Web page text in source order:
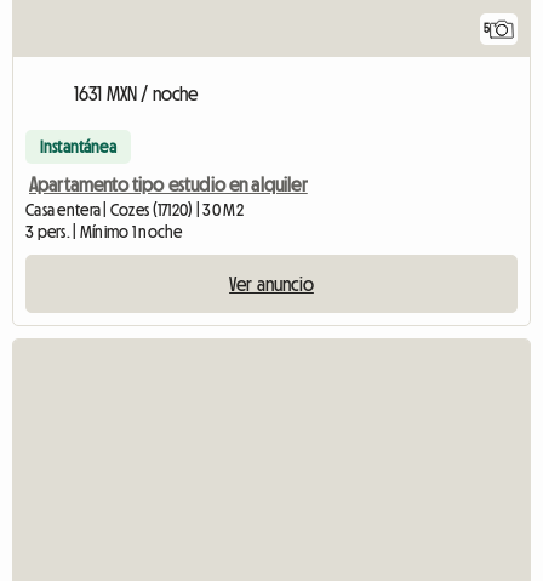
5
1631 MXN / noche
Instantánea
Apartamento tipo estudio en alquiler
Casa entera | Cozes (17120) | 30 M2
3 pers. | Mínimo 1 noche
Ver anuncio